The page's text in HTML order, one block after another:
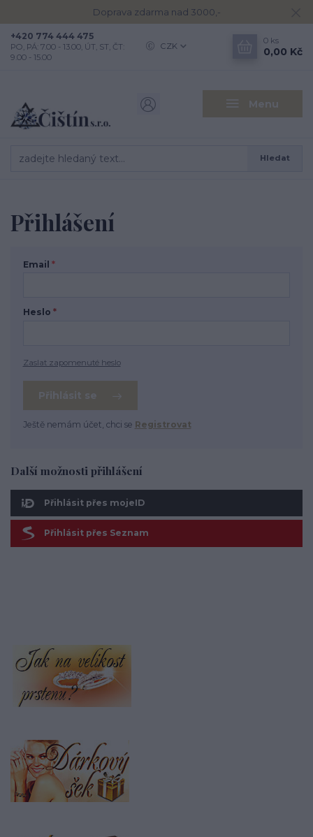
Doprava zdarma nad 3000,-
Menu
CZK
Hledat
+420 774 444 475
PO, PÁ: 7.00 - 13.00, ÚT, ST, ČT:
9.00 - 15.00
0 ks
0,00 Kč
Přihlášení
Email *
Heslo *
Zaslat zapomenuté heslo
Přihlásit se
Ještě nemám účet, chci se Registrovat
Další možnosti přihlášení
Přihlásit přes mojeID
Přihlásit přes Seznam